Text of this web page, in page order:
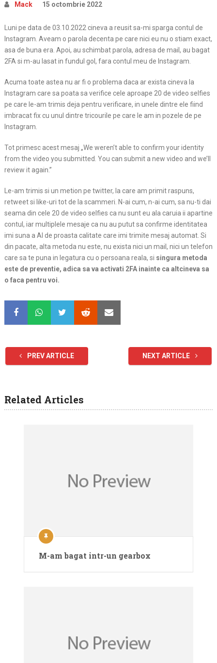
Mack 15 octombrie 2022
Luni pe data de 03.10.2022 cineva a reusit sa-mi sparga contul de
Instagram. Aveam o parola decenta pe care nici eu nu o stiam exact,
asa de buna era. Apoi, au schimbat parola, adresa de mail, au bagat
2FA si m-au lasat in fundul gol, fara contul meu de Instagram.
Acuma toate astea nu ar fi o problema daca ar exista cineva la
Instagram care sa poata sa verifice cele aproape 20 de video selfies
pe care le-am trimis deja pentru verificare, in unele dintre ele fiind
imbracat fix cu unul dintre tricourile pe care le am in pozele de pe
Instagram.
Tot primesc acest mesaj „We weren’t able to confirm your identity
from the video you submitted. You can submit a new video and we’ll
review it again.”
Le-am trimis si un metion pe twitter, la care am primit raspuns,
retweet si like-uri tot de la scammeri. N-ai cum, n-ai cum, sa nu-ti dai
seama din cele 20 de video selfies ca nu sunt eu ala caruia ii apartine
contul, iar multiplele mesaje ca nu au putut sa confirme identitatea
imi suna a AI de proasta calitate care imi trimite mesaj automat. Si
din pacate, alta metoda nu este, nu exista nici un mail, nici un telefon
care sa te puna in legatura cu o persoana reala, si singura metoda
este de preventie, adica sa va activati 2FA inainte ca altcineva sa
o faca pentru voi.
PREV ARTICLE NEXT ARTICLE
Related Articles
M-am bagat intr-un gearbox